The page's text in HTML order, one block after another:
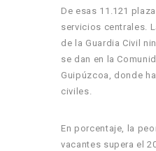
De esas 11.121
servicios centrales.
de la Guardia Civil
se dan en la
Guipúzcoa, donde
civiles.
En porcentaje, la
vacantes supera el